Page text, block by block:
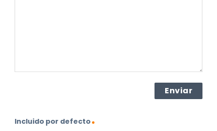
Incluido por defecto